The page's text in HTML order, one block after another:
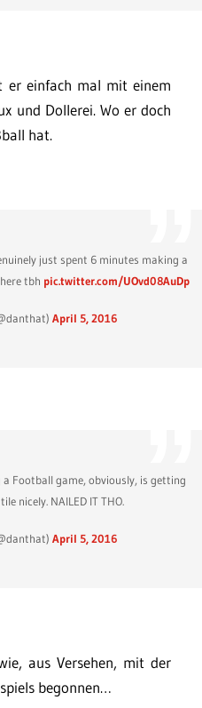
er einfach mal mit einem
und Dollerei. Wo er doch
hat.
just spent 6 minutes making a
tbh pic.twitter.com/UOvd08AuDp
April 5, 2016
Football game, obviously, is getting
nicely. NAILED IT THO.
April 5, 2016
aus Versehen, mit der
begonnen…